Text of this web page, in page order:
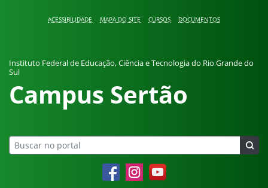
ACESSIBILIDADE MAPA DO SITE CURSOS DOCUMENTOS
Instituto Federal de Educação, Ciência e Tecnologia do Rio Grande do
Sul
Campus Sertão
FacebookInstagramYouTube